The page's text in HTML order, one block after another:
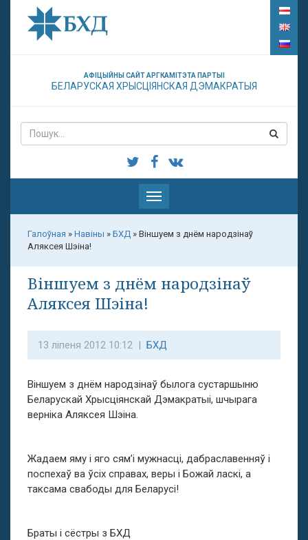
АФІЦЫЙНЫ САЙТ АРГКАМІТЭТА ПАРТЫІ
БЕЛАРУСКАЯ ХРЫСЦІЯНСКАЯ ДЭМАКРАТЫЯ
Паказаць
меню
Галоўная » Навіны » БХД » Віншуем з днём народзінаў
Аляксея Шэіна!
Віншуем з днём народзінаў
Аляксея Шэіна!
13 ліпеня 2012 10:12 | БХД
Віншуем з днём народзінаў былога сустаршыню
Беларускай Хрысціянскай Дэмакратыі, шчырага
верніка Аляксея Шэіна.
Жадаем яму і яго сям’і мужнасці, дабраславенняў і
поспехаў ва ўсіх справах, веры і Божай ласкі, а
таксама свабоды для Беларусі!
Браты і сёстры з БХД